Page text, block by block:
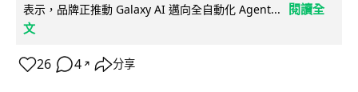
表示，品牌正推動 Galaxy AI 邁向全自動化 Agent...
閱讀全
文
26 4 ↗ 分享